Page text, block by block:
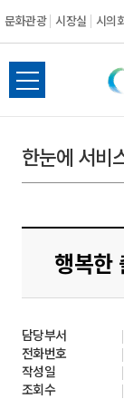
문화관광 시장실 시의
전
체
뉴
열
한눈에 서비
행복한
담당부서
전화번호
작성일
조회수